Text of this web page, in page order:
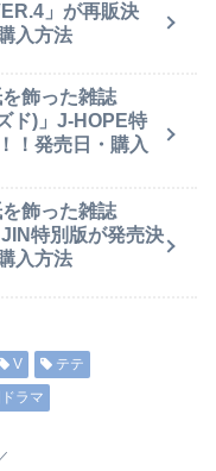
」が再販決
入方法
飾った雑誌
ド)」J-HOPE特
！発売日・購入
飾った雑誌
特別版が発売決
入方法
V
テテ
ラマ